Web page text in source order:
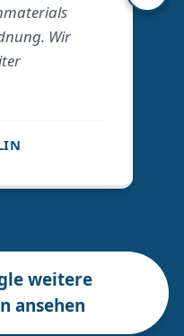
Wir
weitere
ansehen